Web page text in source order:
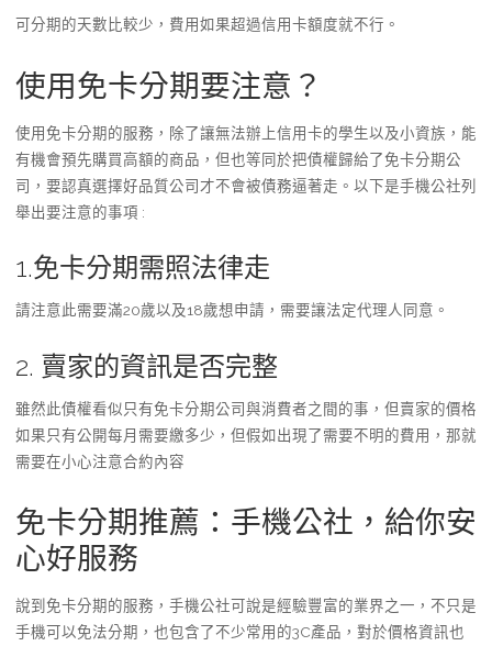
可分期的天數比較少，費用如果超過信用卡額度就不行。
使用免卡分期要注意？
使用免卡分期的服務，除了讓無法辦上信用卡的學生以及小資族，能
有機會預先購買高額的商品，但也等同於把債權歸給了免卡分期公
司，要認真選擇好品質公司才不會被債務逼著走。以下是手機公社列
舉出要注意的事項 :
1.免卡分期需照法律走
請注意此需要滿20歲以及18歲想申請，需要讓法定代理人同意。
2. 賣家的資訊是否完整
雖然此債權看似只有免卡分期公司與消費者之間的事，但賣家的價格
如果只有公開每月需要繳多少，但假如出現了需要不明的費用，那就
需要在小心注意合約內容
免卡分期推薦：手機公社，給你安
心好服務
說到免卡分期的服務，手機公社可說是經驗豐富的業界之一，不只是
手機可以免法分期，也包含了不少常用的3C產品，對於價格資訊也